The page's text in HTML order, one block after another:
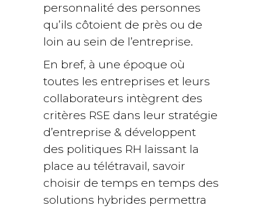
personnalité des personnes
qu’ils côtoient de près ou de
loin au sein de l’entreprise.
En bref, à une époque où
toutes les entreprises et leurs
collaborateurs intègrent des
critères RSE dans leur stratégie
d’entreprise & développent
des politiques RH laissant la
place au télétravail, savoir
choisir de temps en temps des
solutions hybrides permettra